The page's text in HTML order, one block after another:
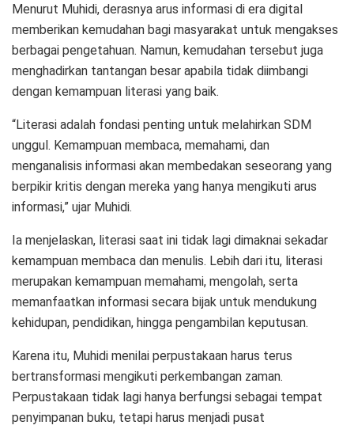
Menurut Muhidi, derasnya arus informasi di era digital
memberikan kemudahan bagi masyarakat untuk mengakses
berbagai pengetahuan. Namun, kemudahan tersebut juga
menghadirkan tantangan besar apabila tidak diimbangi
dengan kemampuan literasi yang baik.
“Literasi adalah fondasi penting untuk melahirkan SDM
unggul. Kemampuan membaca, memahami, dan
menganalisis informasi akan membedakan seseorang yang
berpikir kritis dengan mereka yang hanya mengikuti arus
informasi,” ujar Muhidi.
Ia menjelaskan, literasi saat ini tidak lagi dimaknai sekadar
kemampuan membaca dan menulis. Lebih dari itu, literasi
merupakan kemampuan memahami, mengolah, serta
memanfaatkan informasi secara bijak untuk mendukung
kehidupan, pendidikan, hingga pengambilan keputusan.
Karena itu, Muhidi menilai perpustakaan harus terus
bertransformasi mengikuti perkembangan zaman.
Perpustakaan tidak lagi hanya berfungsi sebagai tempat
penyimpanan buku, tetapi harus menjadi pusat